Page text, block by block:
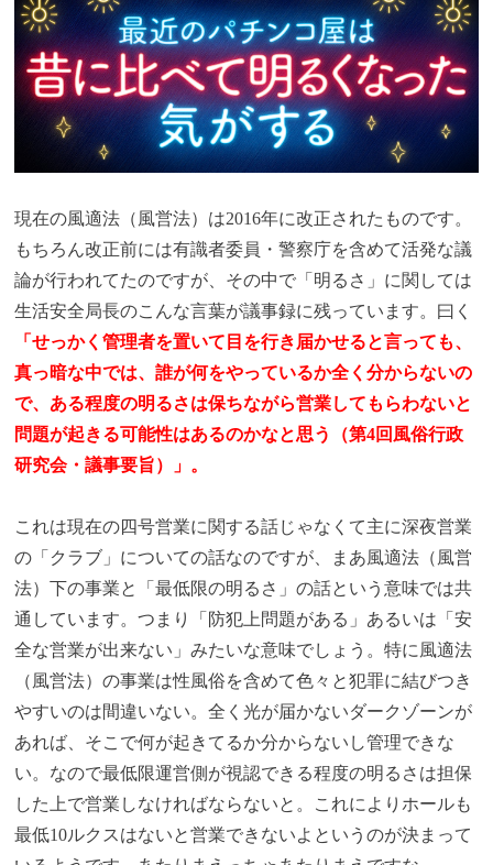
現在の風適法（風営法）は2016年に改正されたものです。
もちろん改正前には有識者委員・警察庁を含めて活発な議
論が行われてたのですが、その中で「明るさ」に関しては
生活安全局長のこんな言葉が議事録に残っています。曰く
「せっかく管理者を置いて 目を行き届かせると言っても、
真っ暗な中では、誰が何をやっているか全く分からないの
で、ある程度の明るさは保ちながら営業してもらわないと
問題が起きる可能性はあるのかなと思う（第4回風俗行政
研究会・議事要旨）」。
これは現在の四号営業に関する話じゃなくて主に深夜営業
の「クラブ」についての話なのですが、まあ風適法（風営
法）下の事業と「最低限の明るさ」の話という意味では共
通しています。つまり「防犯上問題がある」あるいは「安
全な営業が出来ない」みたいな意味でしょう。特に風適法
（風営法）の事業は性風俗を含めて色々と犯罪に結びつき
やすいのは間違いない。全く光が届かないダークゾーンが
あれば、そこで何が起きてるか分からないし管理できな
い。なので最低限運営側が視認できる程度の明るさは担保
した上で営業しなければならないと。これによりホールも
最低10ルクスはないと営業できないよというのが決まって